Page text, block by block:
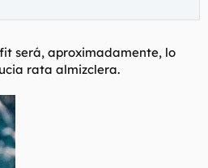
será, aproximadamente, lo
rata almizclera.